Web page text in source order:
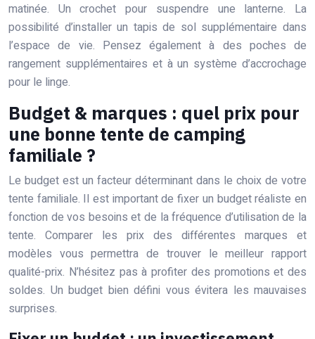
matinée. Un crochet pour suspendre une lanterne. La
possibilité d’installer un tapis de sol supplémentaire dans
l’espace de vie. Pensez également à des poches de
rangement supplémentaires et à un système d’accrochage
pour le linge.
Budget & marques : quel prix pour
une bonne tente de camping
familiale ?
Le budget est un facteur déterminant dans le choix de votre
tente familiale. Il est important de fixer un budget réaliste en
fonction de vos besoins et de la fréquence d’utilisation de la
tente. Comparer les prix des différentes marques et
modèles vous permettra de trouver le meilleur rapport
qualité-prix. N’hésitez pas à profiter des promotions et des
soldes. Un budget bien défini vous évitera les mauvaises
surprises.